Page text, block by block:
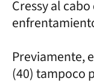
Cressy al
Previamente,
(40) tampoco